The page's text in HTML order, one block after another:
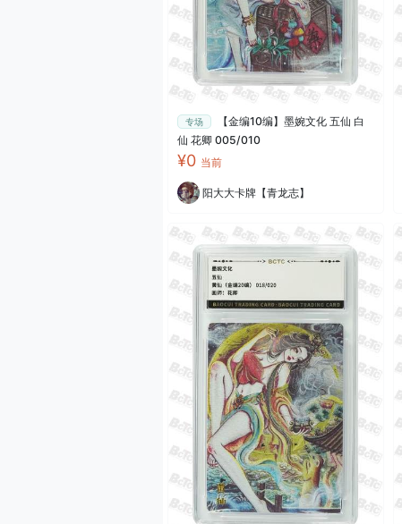
专场
【金编10编】墨婉文化 五仙 白
仙 花卿 005/010
¥0 当前
阳大大卡牌【青龙志】